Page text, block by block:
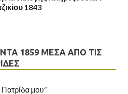
1843
1859 ΜΈΣΑ ΑΠΌ ΤΙΣ
μου”